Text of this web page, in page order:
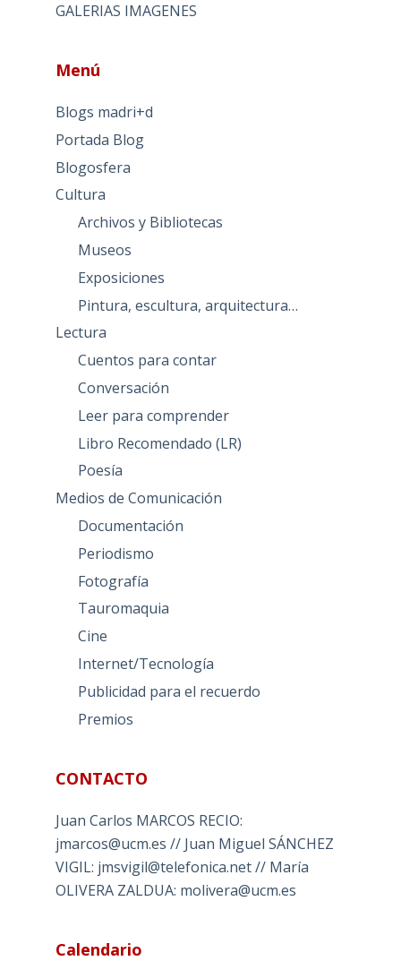
GALERIAS IMAGENES
Menú
Blogs madri+d
Portada Blog
Blogosfera
Cultura
Archivos y Bibliotecas
Museos
Exposiciones
Pintura, escultura, arquitectura…
Lectura
Cuentos para contar
Conversación
Leer para comprender
Libro Recomendado (LR)
Poesía
Medios de Comunicación
Documentación
Periodismo
Fotografía
Tauromaquia
Cine
Internet/Tecnología
Publicidad para el recuerdo
Premios
CONTACTO
Juan Carlos MARCOS RECIO:
jmarcos@ucm.es // Juan Miguel SÁNCHEZ
VIGIL: jmsvigil@telefonica.net // María
OLIVERA ZALDUA: molivera@ucm.es
Calendario